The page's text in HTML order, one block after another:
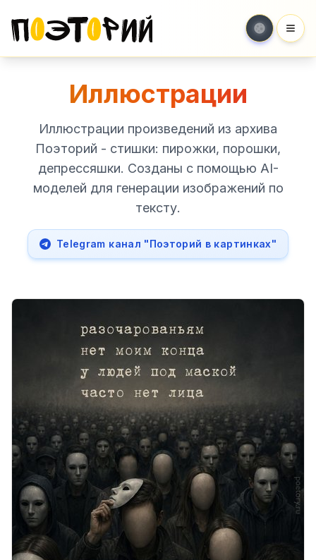
Иллюстрации
Иллюстрации произведений из архива
Поэторий - стишки: пирожки, порошки,
депрессяшки. Созданы с помощью AI-
моделей для генерации изображений по
тексту.
Telegram канал "Поэторий в картинках"